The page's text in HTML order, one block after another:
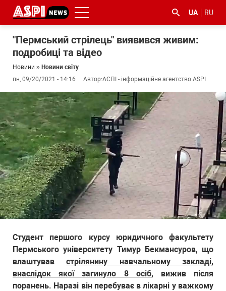
UA RU
"Пермський стрілець" виявився живим:
подробиці та відео
Новини » Новини світу
пн, 09/20/2021 - 14:16
Автор:АСПІ - інформаційне агентство ASPI
Студент першого курсу юридичного факультету
Пермського університету Тимур Бекмансуров, що
влаштувавстрілянину навчальному закладі,
внаслідок якої загинуло 8 осіб, вижив після
поранень. Наразі він перебуває в лікарні у важкому
#ООС
#боротьба
з
корупцією
#ДФС #Київ #коронавірус